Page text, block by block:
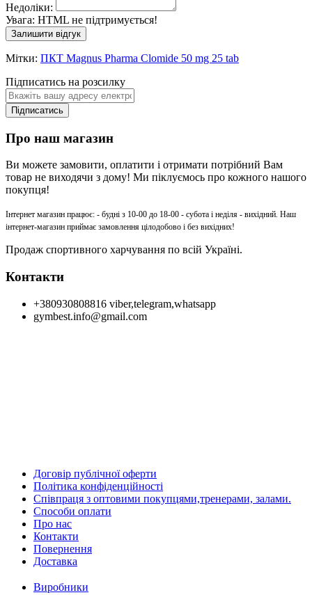
Недоліки:
Увага: HTML не підтримується!
Залишити відгук
Мітки: ПКТ Magnus Pharma Clomide 50 mg 25 tab
Підписатись на розсилку
Підписатись
Про наш магазин
Ви можете замовити, оплатити і отримати потрібний Вам
товар не виходячи з дому! Ми піклуємось про кожного нашого
покупця!
Інтернет магазин працює: - будні з 10-00 до 18-00 - субота і неділя - вихідний. Наш
інтернет-магазин приймає замовлення цілодобово і без вихідних!
Продаж спортивного харчування по всій Україні.
Контакти
+380930808816 viber,telegram,whatsapp
gymbest.info@gmail.com
Договір публічної оферти
Політика конфіденційності
Співпраця з оптовими покупцями,тренерами, залами.
Способи оплати
Про нас
Контакти
Повернення
Доставка
Виробники